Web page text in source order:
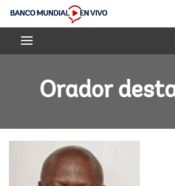
Skip
Main
Banco
Mundial
Orador